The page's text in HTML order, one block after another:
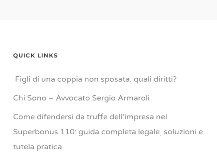
QUICK LINKS
Figli di una coppia non sposata: quali diritti?
Chi Sono – Avvocato Sergio Armaroli
Come difendersi da truffe dell’impresa nel
Superbonus 110: guida completa legale, soluzioni e
tutela pratica